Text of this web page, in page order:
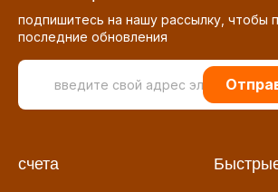
подпишитесь на нашу рассылку, чтобы
последние обновления
счета